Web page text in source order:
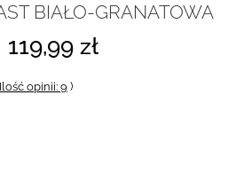
BIAŁO-GRANATOWA
119,99 zł
Ilość opinii: 9 )